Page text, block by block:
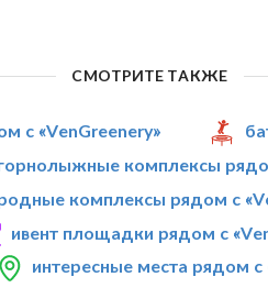
СМОТРИТЕ ТАКЖЕ
с «VenGreenery»
комплексы
комплексы рядом с
ивент площадки рядом с
интересные места рядом с